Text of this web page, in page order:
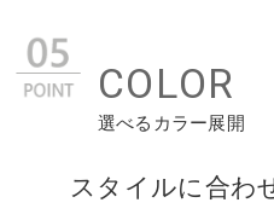
COLOR
選べるカラー展開
スタイルに合わ